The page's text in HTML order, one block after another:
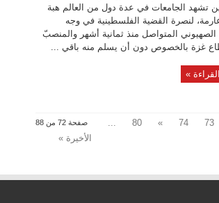
تشهد الجامعات في عدة دول من العالم هبة
لنصرة القضية الفلسطينية في وجه
الصهيوني المتواصل منذ ثمانية أشهر والمنصبّ
غزة بالخصوص دون أن يسلم منه باقي ...
»
صفحة 72 من 88 73
74
»
80
...
الأخيرة »